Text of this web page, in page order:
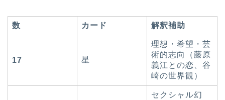
数 カード 解釈補助
17 星
理想・希望・芸
術的志向（藤原
義江との恋、谷
崎の世界観）
セクシャル幻